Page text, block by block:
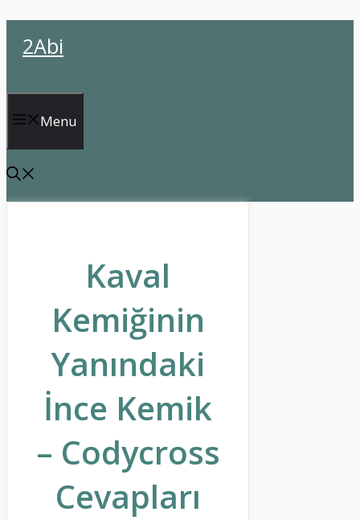
atla2Abi
Menu
Kaval
Kemiğinin
Yanındaki
İnce Kemik
– Codycross
Cevapları